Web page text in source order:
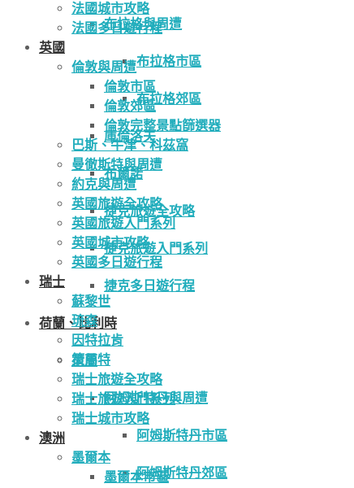
布拉格與周遭
布拉格市區
布拉格郊區
庫倫洛夫
布爾諾
捷克旅遊全攻略
捷克旅遊入門系列
捷克多日遊行程
荷蘭、比利時
荷蘭
阿姆斯特丹與周遭
阿姆斯特丹市區
阿姆斯特丹郊區
法國城市攻略
法國多日遊行程
英國
倫敦與周遭
倫敦市區
倫敦郊區
倫敦完整景點篩選器
巴斯、牛津、科茲窩
曼徹斯特與周遭
約克與周遭
英國旅遊全攻略
英國旅遊入門系列
英國城市攻略
英國多日遊行程
瑞士
蘇黎世
琉森
因特拉肯
策馬特
瑞士旅遊全攻略
瑞士旅遊入門系列
瑞士城市攻略
澳洲
墨爾本
墨爾本市區